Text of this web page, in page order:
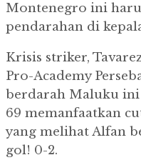
Montenegro ini
pendarahan di
Krisis striker,
Pro-Academy
berdarah Maluku
69 memanfaatkan
yang melihat Alfan
gol! 0-2.